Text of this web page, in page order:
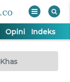
Opini Indeks
Khas